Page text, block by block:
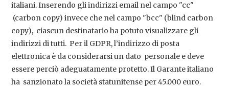
italiani. Inserendo gli indirizzi email nel campo "cc"
(carbon copy) invece che nel campo "bcc" (blind carbon
copy), ciascun destinatario ha potuto visualizzare gli
indirizzi di tutti. Per il GDPR, l’indirizzo di posta
elettronica è da considerarsi un dato personale e deve
essere perciò adeguatamente protetto. Il Garante italiano
ha sanzionato la società statunitense per 45.000 euro.